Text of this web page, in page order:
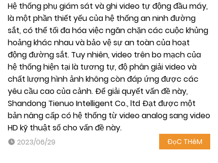
Hệ thống phụ giám sát và ghi video tự động đầu máy,
là một phần thiết yếu của hệ thống an ninh đường
sắt, có thể tối đa hóa việc ngăn chặn các cuộc khủng
hoảng khác nhau và bảo vệ sự an toàn của hoạt
động đường sắt. Tuy nhiên, video trên bo mạch của
hệ thống hiện tại là tương tự, độ phân giải video và
chất lượng hình ảnh không còn đáp ứng được các
yêu cầu cao của cảnh. Để giải quyết vấn đề này,
Shandong Tienuo Intelligent Co., ltd Đạt được một
bản nâng cấp có hệ thống từ video analog sang video
HD kỹ thuật số cho vấn đề này.
2023/06/29 ĐọC THêM